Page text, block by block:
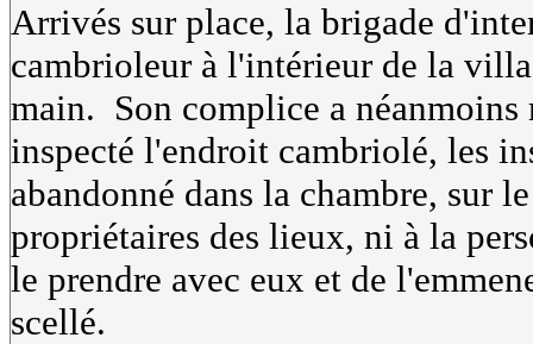
Arrivés sur place, la brigade
cambrioleur à l'intérieur de la
main. Son complice a
inspecté l'endroit cambriolé, les
abandonné dans la chambre, sur
propriétaires des lieux, ni à la
le prendre avec eux et de
scellé.